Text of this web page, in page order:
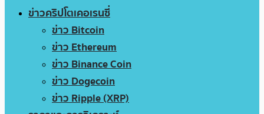
ข่าวคริปโตเคอเรนซี่
ข่าว Bitcoin
ข่าว Ethereum
ข่าว Binance Coin
ข่าว Dogecoin
ข่าว Ripple (XRP)